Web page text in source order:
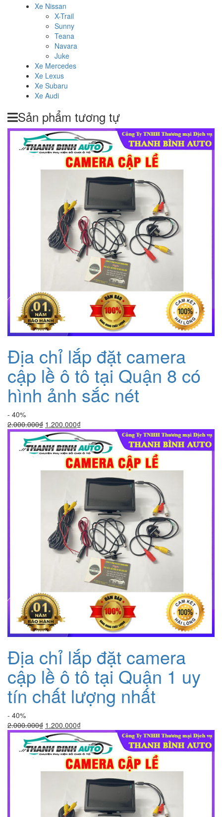
Xe Nissan
X-Trail
Sunny
Teana
Navara
Juke
Xe Mercedes
Xe Lexus
Xe Subaru
Xe Audi
Sản phẩm tương tự
Địa chỉ lắp đặt camera
cập lề ô tô tại Quận 8 có
hình ảnh sắc nét
- 40%
2.000.000₫ Giá
gốc
là:
2.000.000₫.
1.200.000₫Giá
hiện
tại
là:
1.200.000₫.
Địa chỉ lắp đặt camera
cập lề ô tô tại Quận 1 uy
tín chất lượng nhất
- 40%
2.000.000₫ Giá
gốc
là:
2.000.000₫.
1.200.000₫Giá
hiện
tại
là:
1.200.000₫.